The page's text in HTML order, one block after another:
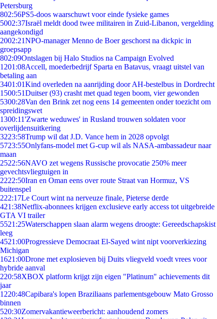
Petersburg
802:56PS5-doos waarschuwt voor einde fysieke games
5002:37Israël meldt dood twee militairen in Zuid-Libanon, vergelding
aangekondigd
2002:21NPO-manager Menno de Boer geschorst na dickpic in
groepsapp
802:09Ontslagen bij Halo Studios na Campaign Evolved
1201:08Accell, moederbedrijf Sparta en Batavus, vraagt uitstel van
betaling aan
3401:01Kind overleden na aanrijding door AH-bestelbus in Dordrecht
1500:51Duitser (93) crasht met quad tegen boom, vier gewonden
5300:28Van den Brink zet nog eens 14 gemeenten onder toezicht om
spreidingswet
1300:11'Zwarte weduwes' in Rusland trouwen soldaten voor
overlijdensuitkering
3223:58Trump wil dat J.D. Vance hem in 2028 opvolgt
5723:55Onlyfans-model met G-cup wil als NASA-ambassadeur naar
maan
2522:56NAVO zet wegens Russische provocatie 250% meer
gevechtsvliegtuigen in
2222:50Iran en Oman eens over route Straat van Hormuz, VS
buitenspel
222:17Le Court wint na nerveuze finale, Pieterse derde
421:38Netflix-abonnees krijgen exclusieve early access tot uitgebreide
GTA VI trailer
5521:25Waterschappen slaan alarm wegens droogte: Gereedschapskist
leeg
4521:00Progressieve Democraat El-Sayed wint nipt voorverkiezing
Michigan
1621:00Drone met explosieven bij Duits vliegveld voedt vrees voor
hybride aanval
220:58XBOX platform krijgt zijn eigen "Platinum" achievements dit
jaar
1220:48Capibara's lopen Braziliaans parlementsgebouw Mato Grosso
binnen
520:30Zomervakantieweerbericht: aanhoudend zomers